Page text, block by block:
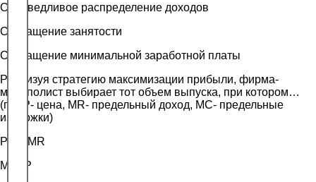
Справедливое распределение доходов
Сокращение занятости
Сокращение минимальной заработной платы
Реализуя стратегию максимизации прибыли, фирма-
монополист выбирает тот объем выпуска, при котором…
(где Р- цена, MR- предельный доход, MC- предельные
издержки)
P&gt,MR
MC=P